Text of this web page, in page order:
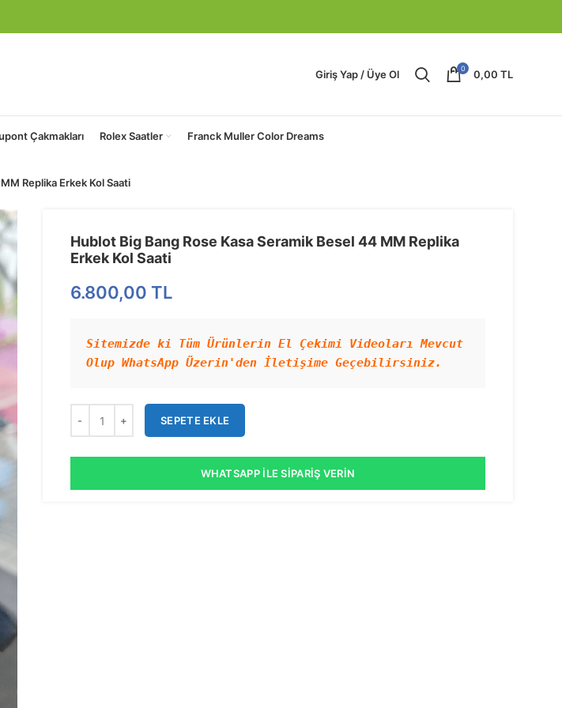
Giriş Yap / Üye Ol 0 0,00 TL
Çakmakları Rolex Saatler Franck Muller Color Dreams
Replika Erkek Kol Saati
Hublot Big Bang Rose Kasa Seramik Besel 44 MM Replika
Erkek Kol Saati
6.800,00 TL
Sitemizde ki Tüm Ürünlerin El Çekimi Videoları Mevcut
Olup WhatsApp Üzerin'den İletişime Geçebilirsiniz.
SEPETE EKLE
WHATSAPP İLE SIPARIŞ VERIN